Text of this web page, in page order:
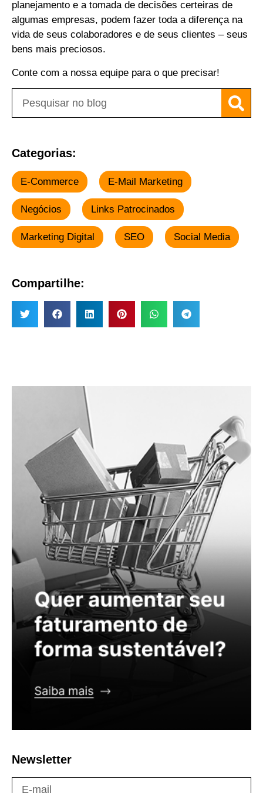
planejamento e a tomada de decisões certeiras de
algumas empresas, podem fazer toda a diferença na
vida de seus colaboradores e de seus clientes – seus
bens mais preciosos.
Conte com a nossa equipe para o que precisar!
Categorias:
E-Commerce E-Mail Marketing
Negócios Links Patrocinados
Marketing Digital SEO Social Media
Compartilhe:
Newsletter